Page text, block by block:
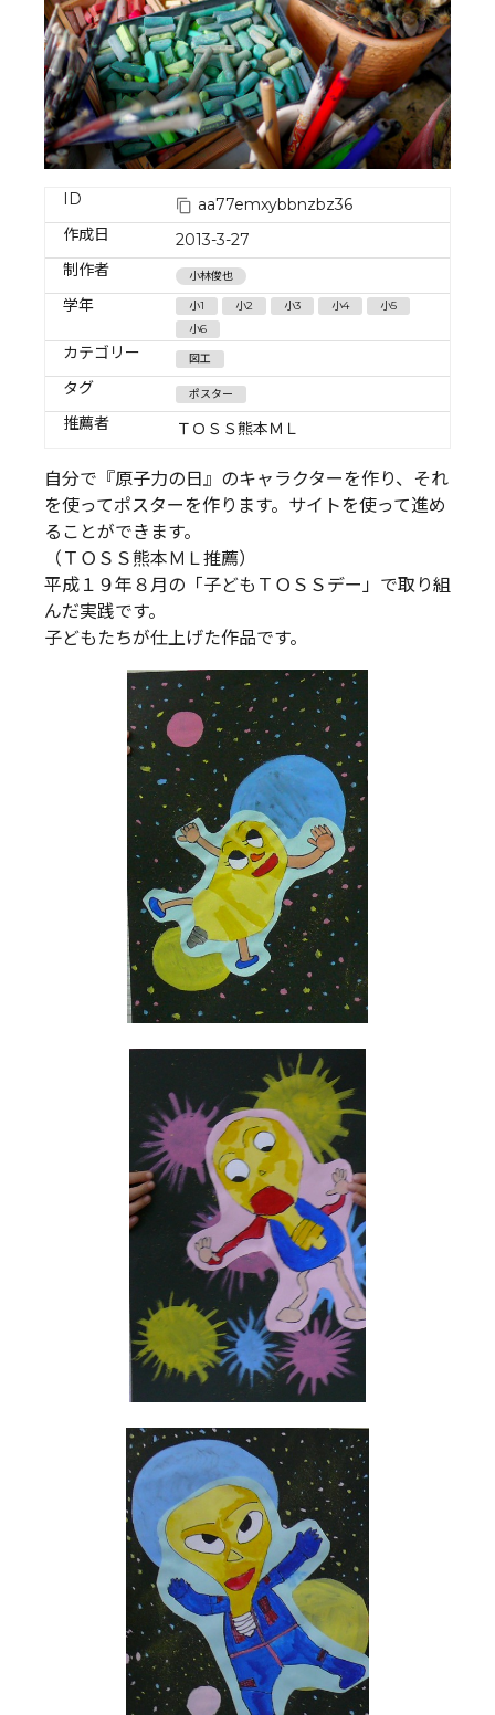
ID
aa77emxybbnzbz36
作成日
2013-3-27
制作者
小林俊也
学年 小1 小2 小3 小4
小5
小6
カテゴリー 図工
タグ ポスター
推薦者 ＴＯＳＳ熊本ＭＬ
自分で『原子力の日』のキャラクターを作り、それ
を使ってポスターを作ります。サイトを使って進め
ることができます。
（ＴＯＳＳ熊本ＭＬ推薦）
平成１９年８月の「子どもＴＯＳＳデー」で取り組
んだ実践です。
子どもたちが仕上げた作品です。